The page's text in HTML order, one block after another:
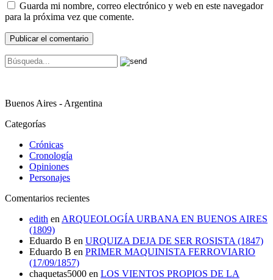
Guarda mi nombre, correo electrónico y web en este navegador
para la próxima vez que comente.
Buenos Aires - Argentina
Categorías
Crónicas
Cronología
Opiniones
Personajes
Comentarios recientes
edith en ARQUEOLOGÍA URBANA EN BUENOS AIRES
(1809)
Eduardo B en URQUIZA DEJA DE SER ROSISTA (1847)
Eduardo B en PRIMER MAQUINISTA FERROVIARIO
(17/09/1857)
chaquetas5000 en LOS VIENTOS PROPIOS DE LA